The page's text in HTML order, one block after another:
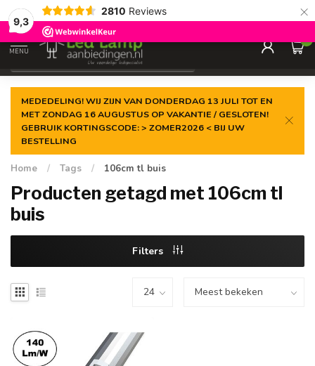
9,3
2810 Reviews ×
Gegarandeerde delaagste prijs
MENU
0
MEDEDELING! WIJ ZIJN VAN DONDERDAG 13 JULI TOT EN
MET ZONDAG 16 AUGUSTUS OP VAKANTIE / GESLOTEN!
GEBRUIK KORTINGSCODE: > ZOMER2026 < BIJ UW
BESTELLING
Home / Tags / 106cm tl buis
Producten getagd met 106cm tl
buis
Filters